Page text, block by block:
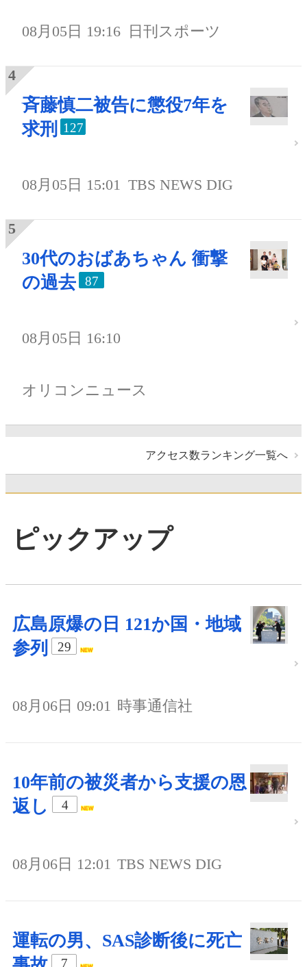
08月05日 19:16 日刊スポーツ
斉藤慎二被告に懲役7年を
求刑
127
08月05日 15:01 TBS NEWS DIG
30代のおばあちゃん 衝撃
の過去
87
08月05日 16:10
オリコンニュース
アクセス数ランキング一覧へ
ピックアップ
広島原爆の日 121か国・地域
参列
29
08月06日 09:01 時事通信社
10年前の被災者から支援の恩
返し
4
08月06日 12:01 TBS NEWS DIG
運転の男、SAS診断後に死亡
7